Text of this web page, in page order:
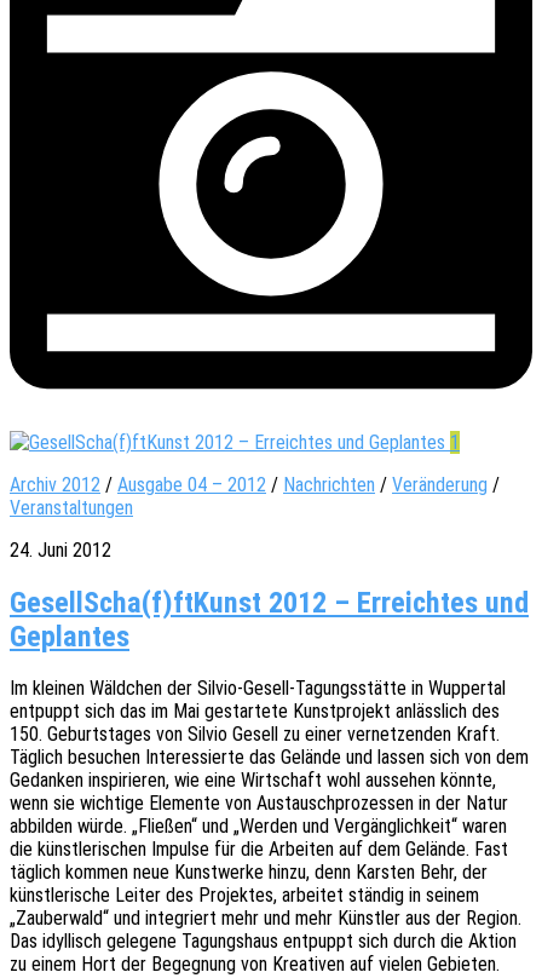
1
Archiv 2012 / Ausgabe 04 – 2012 / Nachrichten / Veränderung /
Veranstaltungen
24. Juni 2012
GesellScha(f)ftKunst 2012 – Erreichtes und
Geplantes
Im klei­nen Wäld­chen der Silvio-Gesell-Tagungs­stät­te in Wupper­tal
entpuppt sich das im Mai gestar­te­te Kunst­pro­jekt anläss­lich des
150. Geburts­ta­ges von Silvio Gesell zu einer vernet­zen­den Kraft.
Täglich besu­chen Inter­es­sier­te das Gelän­de und lassen sich von dem
Gedan­ken inspi­rie­ren, wie eine Wirt­schaft wohl ausse­hen könnte,
wenn sie wich­ti­ge Elemen­te von Austausch­pro­zes­sen in der Natur
abbil­den würde. „Flie­ßen“ und „Werden und Vergäng­lich­keit“ waren
die künst­le­ri­schen Impul­se für die Arbei­ten auf dem Gelän­de. Fast
täglich kommen neue Kunst­wer­ke hinzu, denn Kars­ten Behr, der
künst­le­ri­sche Leiter des Projek­tes, arbei­tet stän­dig in seinem
„Zauber­wald“ und inte­griert mehr und mehr Künst­ler aus der Region.
Das idyl­lisch gele­ge­ne Tagungs­haus entpuppt sich durch die Aktion
zu einem Hort der Begeg­nung von Krea­ti­ven auf vielen Gebieten.